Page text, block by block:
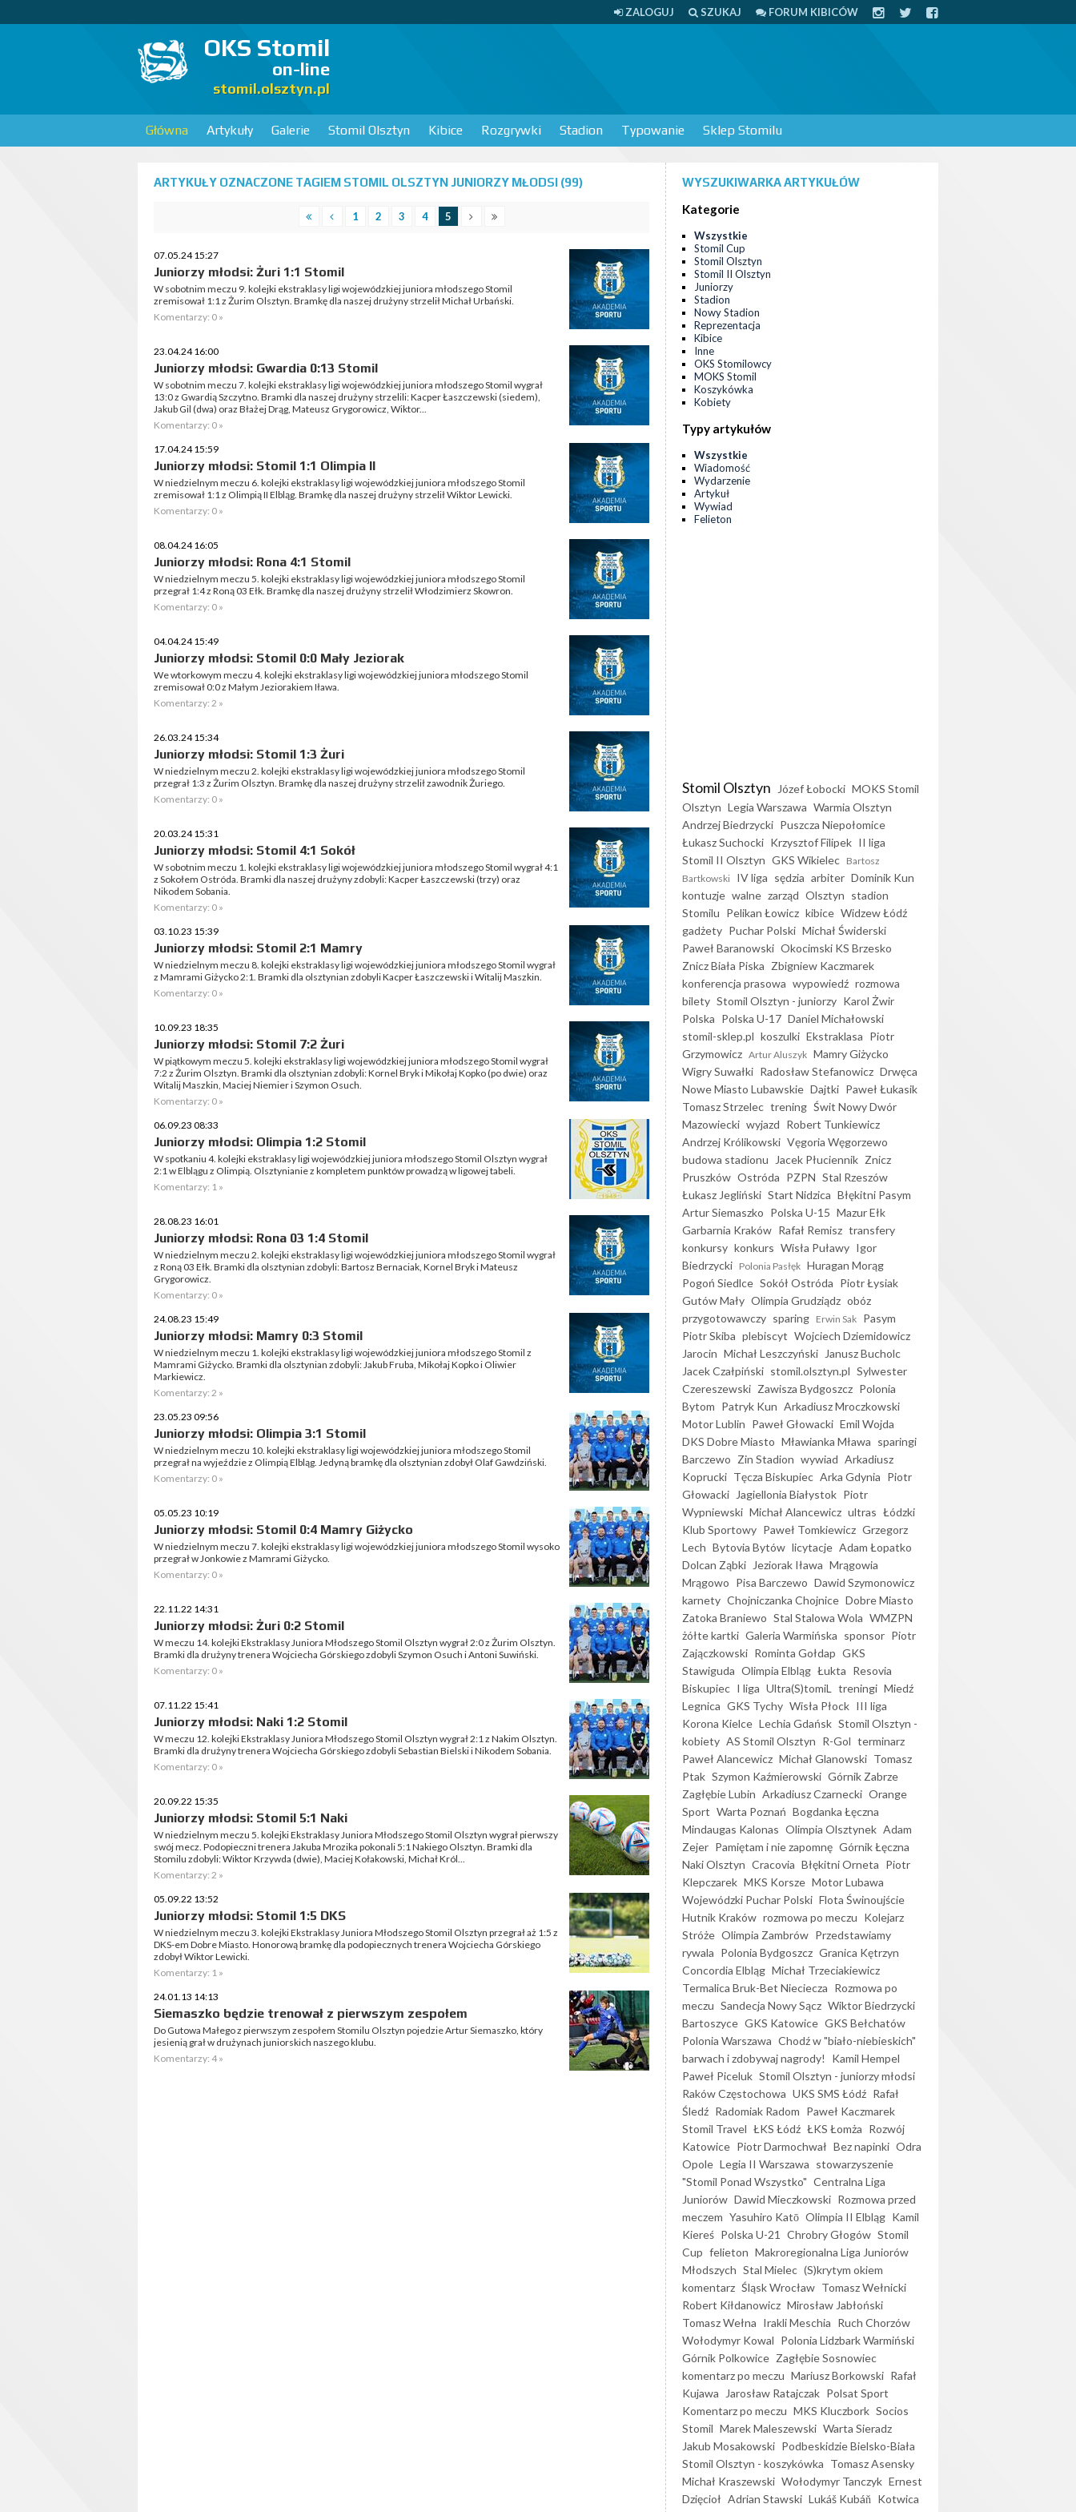
ZALOGUJ SZUKAJ FORUM KIBICÓW
OKS Stomil
on-line
stomil.olsztyn.pl
Główna Artykuły Galerie Stomil Olsztyn Kibice Rozgrywki Stadion Typowanie Sklep Stomilu
ARTYKUŁY OZNACZONE TAGIEM STOMIL OLSZTYN JUNIORZY MŁODSI (99)
1 2 3 4 5
07.05.24 15:27
Juniorzy młodsi: Żuri 1:1 Stomil
W sobotnim meczu 9. kolejki ekstraklasy ligi wojewódzkiej juniora młodszego Stomil
zremisował 1:1 z Żurim Olsztyn. Bramkę dla naszej drużyny strzelił Michał Urbański.
Komentarzy: 0 »
23.04.24 16:00
Juniorzy młodsi: Gwardia 0:13 Stomil
W sobotnim meczu 7. kolejki ekstraklasy ligi wojewódzkiej juniora młodszego Stomil wygrał
13:0 z Gwardią Szczytno. Bramki dla naszej drużyny strzelili: Kacper Łaszczewski (siedem),
Jakub Gil (dwa) oraz Błażej Drąg, Mateusz Grygorowicz, Wiktor...
Komentarzy: 0 »
17.04.24 15:59
Juniorzy młodsi: Stomil 1:1 Olimpia II
W niedzielnym meczu 6. kolejki ekstraklasy ligi wojewódzkiej juniora młodszego Stomil
zremisował 1:1 z Olimpią II Elbląg. Bramkę dla naszej drużyny strzelił Wiktor Lewicki.
Komentarzy: 0 »
08.04.24 16:05
Juniorzy młodsi: Rona 4:1 Stomil
W niedzielnym meczu 5. kolejki ekstraklasy ligi wojewódzkiej juniora młodszego Stomil
przegrał 1:4 z Roną 03 Ełk. Bramkę dla naszej drużyny strzelił Włodzimierz Skowron.
Komentarzy: 0 »
04.04.24 15:49
Juniorzy młodsi: Stomil 0:0 Mały Jeziorak
We wtorkowym meczu 4. kolejki ekstraklasy ligi wojewódzkiej juniora młodszego Stomil
zremisował 0:0 z Małym Jeziorakiem Iława.
Komentarzy: 2 »
26.03.24 15:34
Juniorzy młodsi: Stomil 1:3 Żuri
W niedzielnym meczu 2. kolejki ekstraklasy ligi wojewódzkiej juniora młodszego Stomil
przegrał 1:3 z Żurim Olsztyn. Bramkę dla naszej drużyny strzelił zawodnik Żuriego.
Komentarzy: 0 »
20.03.24 15:31
Juniorzy młodsi: Stomil 4:1 Sokół
W sobotnim meczu 1. kolejki ekstraklasy ligi wojewódzkiej juniora młodszego Stomil wygrał 4:1
z Sokołem Ostróda. Bramki dla naszej drużyny zdobyli: Kacper Łaszczewski (trzy) oraz
Nikodem Sobania.
Komentarzy: 0 »
03.10.23 15:39
Juniorzy młodsi: Stomil 2:1 Mamry
W niedzielnym meczu 8. kolejki ekstraklasy ligi wojewódzkiej juniora młodszego Stomil wygrał
z Mamrami Giżycko 2:1. Bramki dla olsztynian zdobyli Kacper Łaszczewski i Witalij Maszkin.
Komentarzy: 0 »
10.09.23 18:35
Juniorzy młodsi: Stomil 7:2 Żuri
W piątkowym meczu 5. kolejki ekstraklasy ligi wojewódzkiej juniora młodszego Stomil wygrał
7:2 z Żurim Olsztyn. Bramki dla olsztynian zdobyli: Kornel Bryk i Mikołaj Kopko (po dwie) oraz
Witalij Maszkin, Maciej Niemier i Szymon Osuch.
Komentarzy: 0 »
06.09.23 08:33
Juniorzy młodsi: Olimpia 1:2 Stomil
W spotkaniu 4. kolejki ekstraklasy ligi wojewódzkiej juniora młodszego Stomil Olsztyn wygrał
2:1 w Elblągu z Olimpią. Olsztynianie z kompletem punktów prowadzą w ligowej tabeli.
Komentarzy: 1 »
28.08.23 16:01
Juniorzy młodsi: Rona 03 1:4 Stomil
W niedzielnym meczu 2. kolejki ekstraklasy ligi wojewódzkiej juniora młodszego Stomil wygrał
z Roną 03 Ełk. Bramki dla olsztynian zdobyli: Bartosz Bernaciak, Kornel Bryk i Mateusz
Grygorowicz.
Komentarzy: 0 »
24.08.23 15:49
Juniorzy młodsi: Mamry 0:3 Stomil
W niedzielnym meczu 1. kolejki ekstraklasy ligi wojewódzkiej juniora młodszego Stomil z
Mamrami Giżycko. Bramki dla olsztynian zdobyli: Jakub Fruba, Mikołaj Kopko i Oliwier
Markiewicz.
Komentarzy: 2 »
23.05.23 09:56
Juniorzy młodsi: Olimpia 3:1 Stomil
W niedzielnym meczu 10. kolejki ekstraklasy ligi wojewódzkiej juniora młodszego Stomil
przegrał na wyjeździe z Olimpią Elbląg. Jedyną bramkę dla olsztynian zdobył Olaf Gawdziński.
Komentarzy: 0 »
05.05.23 10:19
Juniorzy młodsi: Stomil 0:4 Mamry Giżycko
W niedzielnym meczu 7. kolejki ekstraklasy ligi wojewódzkiej juniora młodszego Stomil wysoko
przegrał w Jonkowie z Mamrami Giżycko.
Komentarzy: 0 »
22.11.22 14:31
Juniorzy młodsi: Żuri 0:2 Stomil
W meczu 14. kolejki Ekstraklasy Juniora Młodszego Stomil Olsztyn wygrał 2:0 z Żurim Olsztyn.
Bramki dla drużyny trenera Wojciecha Górskiego zdobyli Szymon Osuch i Antoni Suwiński.
Komentarzy: 0 »
07.11.22 15:41
Juniorzy młodsi: Naki 1:2 Stomil
W meczu 12. kolejki Ekstraklasy Juniora Młodszego Stomil Olsztyn wygrał 2:1 z Nakim Olsztyn.
Bramki dla drużyny trenera Wojciecha Górskiego zdobyli Sebastian Bielski i Nikodem Sobania.
Komentarzy: 0 »
20.09.22 15:35
Juniorzy młodsi: Stomil 5:1 Naki
W niedzielnym meczu 5. kolejki Ekstraklasy Juniora Młodszego Stomil Olsztyn wygrał pierwszy
swój mecz. Podopieczni trenera Jakuba Mrozika pokonali 5:1 Nakiego Olsztyn. Bramki dla
Stomilu zdobyli: Wiktor Krzywda (dwie), Maciej Kołakowski, Michał Król...
Komentarzy: 2 »
05.09.22 13:52
Juniorzy młodsi: Stomil 1:5 DKS
W niedzielnym meczu 3. kolejki Ekstraklasy Juniora Młodszego Stomil Olsztyn przegrał aż 1:5 z
DKS-em Dobre Miasto. Honorową bramkę dla podopiecznych trenera Wojciecha Górskiego
zdobył Wiktor Lewicki.
Komentarzy: 1 »
24.01.13 14:13
Siemaszko będzie trenował z pierwszym zespołem
Do Gutowa Małego z pierwszym zespołem Stomilu Olsztyn pojedzie Artur Siemaszko, który
jesienią grał w drużynach juniorskich naszego klubu.
Komentarzy: 4 »
WYSZUKIWARKA ARTYKUŁÓW
Kategorie
Wszystkie
Stomil Cup
Stomil Olsztyn
Stomil II Olsztyn
Juniorzy
Stadion
Nowy Stadion
Reprezentacja
Kibice
Inne
OKS Stomilowcy
MOKS Stomil
Koszykówka
Kobiety
Typy artykułów
Wszystkie
Wiadomość
Wydarzenie
Artykuł
Wywiad
Felieton
Stomil Olsztyn Józef Łobocki MOKS Stomil
Olsztyn Legia Warszawa Warmia Olsztyn
Andrzej Biedrzycki Puszcza Niepołomice
Łukasz Suchocki Krzysztof Filipek II liga
Stomil II Olsztyn GKS Wikielec Bartosz
Bartkowski IV liga sędzia arbiter Dominik Kun
kontuzje walne zarząd Olsztyn stadion
Stomilu Pelikan Łowicz kibice Widzew Łódź
gadżety Puchar Polski Michał Świderski
Paweł Baranowski Okocimski KS Brzesko
Znicz Biała Piska Zbigniew Kaczmarek
konferencja prasowa wypowiedź rozmowa
bilety Stomil Olsztyn - juniorzy Karol Żwir
Polska Polska U-17 Daniel Michałowski
stomil-sklep.pl koszulki Ekstraklasa Piotr
Grzymowicz Artur Aluszyk Mamry Giżycko
Wigry Suwałki Radosław Stefanowicz Drwęca
Nowe Miasto Lubawskie Dajtki Paweł Łukasik
Tomasz Strzelec trening Świt Nowy Dwór
Mazowiecki wyjazd Robert Tunkiewicz
Andrzej Królikowski Vęgoria Węgorzewo
budowa stadionu
Jacek Płuciennik Znicz
Pruszków Ostróda PZPN Stal Rzeszów
Łukasz Jegliński Start Nidzica Błękitni Pasym
Artur Siemaszko Polska U-15 Mazur Ełk
Garbarnia Kraków Rafał Remisz transfery
konkursy konkurs Wisła Puławy Igor
Biedrzycki Polonia Pasłęk Huragan Morąg
Pogoń Siedlce Sokół Ostróda Piotr Łysiak
Gutów Mały Olimpia Grudziądz obóz
przygotowawczy sparing Erwin Sak Pasym
Piotr Skiba plebiscyt Wojciech Dziemidowicz
Jarocin Michał Leszczyński
Janusz Bucholc
Jacek Czałpiński stomil.olsztyn.pl Sylwester
Czereszewski Zawisza Bydgoszcz Polonia
Bytom Patryk Kun Arkadiusz Mroczkowski
Motor Lublin Paweł Głowacki Emil Wojda
DKS Dobre Miasto Mławianka Mława sparingi
Barczewo Zin Stadion wywiad Arkadiusz
Koprucki Tęcza Biskupiec Arka Gdynia Piotr
Głowacki
Jagiellonia Białystok Piotr
Wypniewski Michał Alancewicz ultras Łódzki
Klub Sportowy Paweł Tomkiewicz Grzegorz
Lech Bytovia Bytów licytacje Adam Łopatko
Dolcan Ząbki
Jeziorak Iława Mrągowia
Mrągowo Pisa Barczewo Dawid Szymonowicz
karnety Chojniczanka Chojnice Dobre Miasto
Zatoka Braniewo Stal Stalowa Wola WMZPN
żółte kartki Galeria Warmińska sponsor Piotr
Zajączkowski Rominta Gołdap GKS
Stawiguda Olimpia Elbląg Łukta Resovia
Biskupiec I liga Ultra(S)tomiL treningi Miedź
Legnica GKS Tychy Wisła Płock III liga
Korona Kielce Lechia Gdańsk Stomil Olsztyn -
kobiety AS Stomil Olsztyn R-Gol terminarz
Paweł Alancewicz Michał Glanowski Tomasz
Ptak Szymon Kaźmierowski Górnik Zabrze
Zagłębie Lubin Arkadiusz Czarnecki Orange
Sport Warta Poznań Bogdanka Łęczna
Mindaugas Kalonas Olimpia Olsztynek Adam
Zejer Pamiętam i nie zapomnę Górnik Łęczna
Naki Olsztyn Cracovia Błękitni Orneta Piotr
Klepczarek MKS Korsze Motor Lubawa
Wojewódzki Puchar Polski Flota Świnoujście
Hutnik Kraków rozmowa po meczu Kolejarz
Stróże Olimpia Zambrów Przedstawiamy
rywala Polonia Bydgoszcz Granica Kętrzyn
Concordia Elbląg Michał Trzeciakiewicz
Termalica Bruk-Bet Nieciecza Rozmowa po
meczu Sandecja Nowy Sącz Wiktor Biedrzycki
Bartoszyce GKS Katowice GKS Bełchatów
Polonia Warszawa Chodź w "biało-niebieskich"
barwach i zdobywaj nagrody!
Kamil Hempel
Paweł Piceluk Stomil Olsztyn - juniorzy młodsi
Raków Częstochowa UKS SMS Łódź Rafał
Śledź Radomiak Radom Paweł Kaczmarek
Stomil Travel ŁKS Łódź ŁKS Łomża Rozwój
Katowice Piotr Darmochwał Bez napinki Odra
Opole Legia II Warszawa stowarzyszenie
"Stomil Ponad Wszystko" Centralna Liga
Juniorów Dawid Mieczkowski Rozmowa przed
meczem Yasuhiro Katō Olimpia II Elbląg Kamil
Kiereś Polska U-21 Chrobry Głogów Stomil
Cup felieton Makroregionalna Liga Juniorów
Młodszych Stal Mielec (S)krytym okiem
komentarz Śląsk Wrocław Tomasz Wełnicki
Robert Kiłdanowicz Mirosław Jabłoński
Tomasz Wełna Irakli Meschia Ruch Chorzów
Wołodymyr Kowal Polonia Lidzbark Warmiński
Górnik Polkowice Zagłębie Sosnowiec
komentarz po meczu Mariusz Borkowski Rafał
Kujawa
Jarosław Ratajczak Polsat Sport
Komentarz po meczu MKS Kluczbork Socios
Stomil Marek Maleszewski Warta Sieradz
Jakub Mosakowski Podbeskidzie Bielsko-Biała
Stomil Olsztyn - koszykówka Tomasz Asensky
Michał Kraszewski Wołodymyr Tanczyk Ernest
Dzięcioł Adrian Stawski Lukáš Kubáň Kotwica